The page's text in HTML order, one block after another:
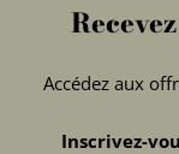
Accédez aux
Inscrivez-